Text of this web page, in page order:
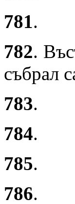
781.
782.
събрал
783.
784.
785.
786.